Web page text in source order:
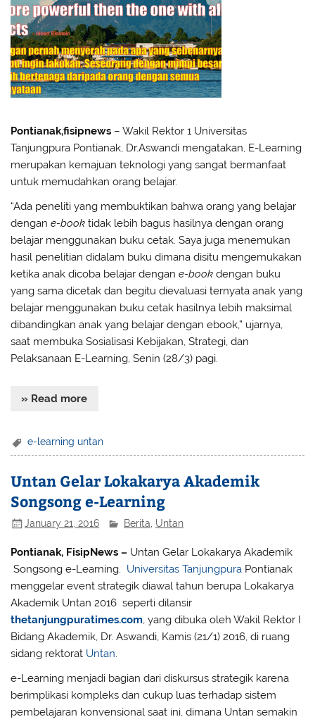
Pontianak,fisipnews – Wakil Rektor 1 Universitas
Tanjungpura Pontianak, Dr.Aswandi mengatakan, E-Learning
merupakan kemajuan teknologi yang sangat bermanfaat
untuk memudahkan orang belajar.
“Ada peneliti yang membuktikan bahwa orang yang belajar
dengan e-book tidak lebih bagus hasilnya dengan orang
belajar menggunakan buku cetak. Saya juga menemukan
hasil penelitian didalam buku dimana disitu mengemukakan
ketika anak dicoba belajar dengane-book dengan buku
yang sama dicetak dan begitu dievaluasi ternyata anak yang
belajar menggunakan buku cetak hasilnya lebih maksimal
dibandingkan anak yang belajar dengan ebook,” ujarnya,
saat membuka Sosialisasi Kebijakan, Strategi, dan
Pelaksanaan E-Learning, Senin (28/3) pagi.
» Read more
e-learning untan
Untan Gelar Lokakarya Akademik
Songsong e-Learning
January 21, 2016 Berita Untan
Pontianak, FisipNews – Untan Gelar Lokakarya Akademik
Songsong e-Learning. Universitas Tanjungpura Pontianak
menggelar event strategik diawal tahun berupa Lokakarya
Akademik Untan 2016 seperti dilansir
thetanjungpuratimes.com, yang dibuka oleh Wakil Rektor I
Bidang Akademik, Dr. Aswandi, Kamis (21/1) 2016, di ruang
sidang rektorat Untan.
e-Learning menjadi bagian dari diskursus strategik karena
berimplikasi kompleks dan cukup luas terhadap sistem
pembelajaran konvensional saat ini, dimana Untan semakin